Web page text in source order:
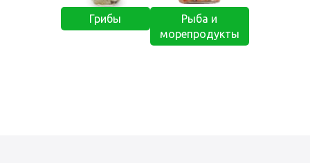
Грибы
Рыба и
морепродукты